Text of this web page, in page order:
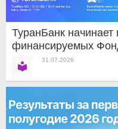
ТуранБанк
финансируемых
31.07.2026